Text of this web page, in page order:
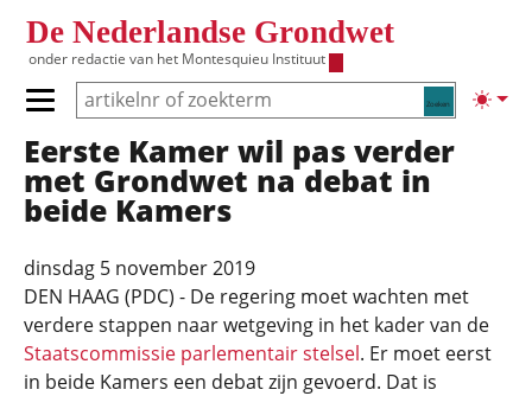
De Nederlandse Grondwet
onder redactie van het Montesquieu Instituut
Zoeken
Primair menu tonen/verbergen
Hoofdnavigatie
Eerste Kamer wil pas verder
met Grondwet na debat in
beide Kamers
dinsdag 5 november 2019
DEN HAAG (PDC) - De regering moet wachten met
verdere stappen naar wetgeving in het kader van de
Staatscommissie parlementair stelsel. Er moet eerst
in beide Kamers een debat zijn gevoerd. Dat is